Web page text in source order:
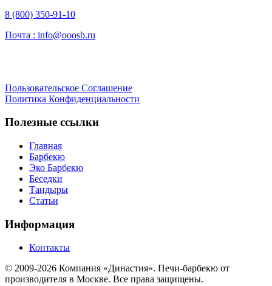
8 (800) 350-91-10
Почта : info@ooosb.ru
Пользовательское Соглашение
Политика Конфиденциальности
Полезные ссылки
Главная
Барбекю
Эко Барбекю
Беседки
Тандыры
Статьи
Информация
Контакты
© 2009-2026 Компания «Династия». Печи-барбекю от
производителя в Москве. Все права защищены.